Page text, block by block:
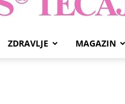
ZDRAVLJE MAGAZIN